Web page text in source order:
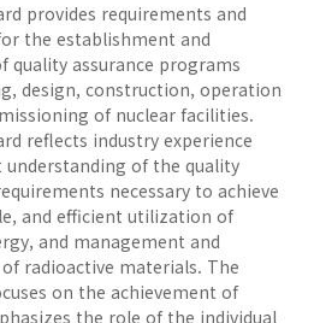
provides requirements and
the establishment and
quality assurance programs
design, construction, operation
of nuclear facilities.
reflects industry experience
understanding of the quality
necessary to achieve
and efficient utilization of
and management and
radioactive materials. The
on the achievement of
the role of the individual